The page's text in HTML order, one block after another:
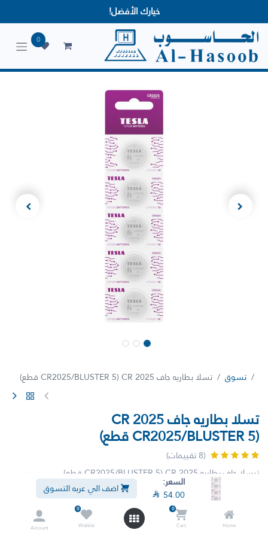
السعر:
 54.00 اضف الي عربه التسوق
Home
0
Cart
0
Wishlist
Account
خيارك الأفضل!
0
تسوق تسلا بطاريه جاف CR 2025 (CR2025/BLUSTER 5 قطع)
تسلا بطاريه جاف CR 2025
(CR2025/BLUSTER 5 قطع)
(8 تقييمات)
تيسلا جاف بطاريه CR 2025 (CR2025/BLUSTER 5 قطع)
 شامل الضريبة 59.40